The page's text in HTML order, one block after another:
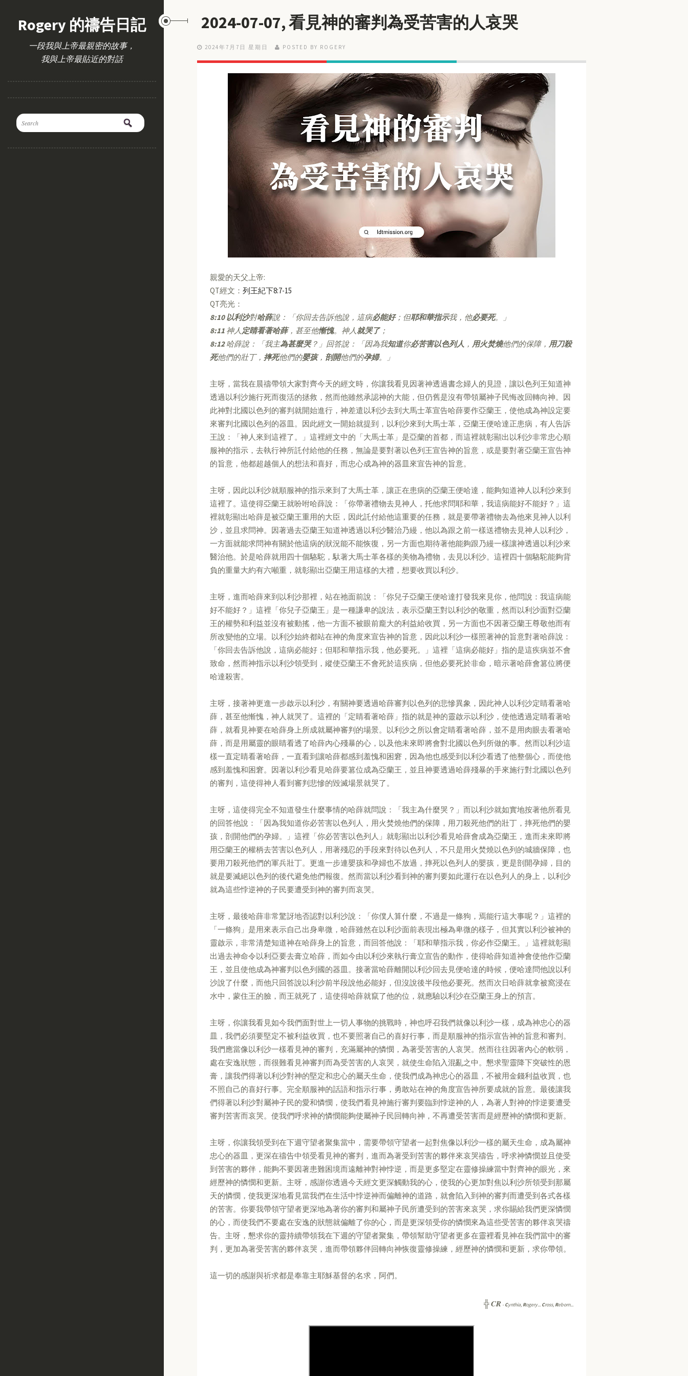
Rogery 的禱告日記
一段我與上帝最親密的故事，
我與上帝最貼近的對話
2024-07-07, 看見神的審判為受苦害的人哀哭
2024年7月7日 星期日 POSTED BY ROGERY
親愛的天父上帝:
QT經文： 列王紀下8:7-15
QT亮光：
8:10 以利沙對哈薛說：「你回去告訴他說，這病必能好；但耶和華指示我，他必要死。」
8:11 神人定睛看著哈薛，甚至他慚愧。神人就哭了；
8:12哈薛說：「我主為甚麼哭？」回答說：「因為我知道你必苦害以色列人 ， 用火焚燒他們的保障， 用刀殺
死他們的壯丁， 摔死他們的嬰孩， 剖開他們的孕婦。」
主呀，當我在晨禱帶領大家對齊今天的經文時，你讓我看見因著神透過書念婦人的見證，讓以色列王知道神
透過以利沙施行死而復活的拯救，然而他雖然承認神的大能，但仍舊是沒有帶領屬神子民悔改回轉向神。因
此神對北國以色列的審判就開始進行，神差遣以利沙去到大馬士革宣告哈薛要作亞蘭王，使他成為神設定要
來審判北國以色列的器皿。因此經文一開始就提到，以利沙來到大馬士革，亞蘭王便哈達正患病，有人告訴
王說：「神人來到這裡了。」這裡經文中的「大馬士革」是亞蘭的首都，而這裡就彰顯出以利沙非常忠心順
服神的指示，去執行神所託付給他的任務，無論是要對著以色列王宣告神的旨意，或是要對著亞蘭王宣告神
的旨意，他都超越個人的想法和喜好，而忠心成為神的器皿來宣告神的旨意。
主呀，因此以利沙就順服神的指示來到了大馬士革，讓正在患病的亞蘭王便哈達，能夠知道神人以利沙來到
這裡了。這使得亞蘭王就吩咐哈薛說：「你帶著禮物去見神人，托他求問耶和華，我這病能好不能好？」這
裡就彰顯出哈薛是被亞蘭王重用的大臣，因此託付給他這重要的任務，就是要帶著禮物去為他來見神人以利
沙，並且求問神。因著過去亞蘭王知道神透過以利沙醫治乃縵，他以為跟之前一樣送禮物去見神人以利沙，
一方面就能求問神有關於他這病的狀況能不能恢復，另一方面也期待著他能夠跟乃縵一樣讓神透過以利沙來
醫治他。於是哈薛就用四十個駱駝，馱著大馬士革各樣的美物為禮物，去見以利沙。這裡四十個駱駝能夠背
負的重量大約有六噸重，就彰顯出亞蘭王用這樣的大禮，想要收買以利沙。
主呀，進而哈薛來到以利沙那裡，站在祂面前說：「你兒子亞蘭王便哈達打發我來見你，他問說：我這病能
好不能好？」這裡「你兒子亞蘭王」是一種謙卑的說法，表示亞蘭王對以利沙的敬重，然而以利沙面對亞蘭
王的權勢和利益並沒有被動搖，他一方面不被眼前龐大的利益給收買，另一方面也不因著亞蘭王尊敬他而有
所改變他的立場。以利沙始終都站在神的角度來宣告神的旨意，因此以利沙一樣照著神的旨意對著哈薛說：
「你回去告訴他說，這病必能好；但耶和華指示我，他必要死。」這裡「這病必能好」指的是這疾病並不會
致命，然而神指示以利沙領受到，縱使亞蘭王不會死於這疾病，但他必要死於非命，暗示著哈薛會篡位將便
哈達殺害。
主呀，接著神更進一步啟示以利沙，有關神要透過哈薛審判以色列的悲慘異象，因此神人以利沙定睛看著哈
薛，甚至他慚愧，神人就哭了。這裡的「定睛看著哈薛」指的就是神的靈啟示以利沙，使他透過定睛看著哈
薛，就看見神要在哈薛身上所成就屬神審判的場景。以利沙之所以會定睛看著哈薛，並不是用肉眼去看著哈
薛，而是用屬靈的眼睛看透了哈薛內心殘暴的心，以及他未來即將會對北國以色列所做的事。然而以利沙這
樣一直定睛看著哈薛，一直看到讓哈薛都感到羞愧和困窘，因為他也感受到以利沙看透了他整個心，而使他
感到羞愧和困窘。因著以利沙看見哈薛要篡位成為亞蘭王，並且神要透過哈薛殘暴的手來施行對北國以色列
的審判，這使得神人看到審判悲慘的毀滅場景就哭了。
主呀，這使得完全不知道發生什麼事情的哈薛就問說：「我主為什麼哭？」而以利沙就如實地按著他所看見
的回答他說：「因為我知道你必苦害以色列人，用火焚燒他們的保障，用刀殺死他們的壯丁，摔死他們的嬰
孩，剖開他們的孕婦。」這裡「你必苦害以色列人」就彰顯出以利沙看見哈薛會成為亞蘭王，進而未來即將
用亞蘭王的權柄去苦害以色列人，用著殘忍的手段來對待以色列人，不只是用火焚燒以色列的城牆保障，也
要用刀殺死他們的軍兵壯丁。更進一步連嬰孩和孕婦也不放過，摔死以色列人的嬰孩，更是剖開孕婦，目的
就是要滅絕以色列的後代避免他們報復。然而當以利沙看到神的審判要如此運行在以色列人的身上，以利沙
就為這些悖逆神的子民要遭受到神的審判而哀哭。
主呀，最後哈薛非常驚訝地否認對以利沙說：「你僕人算什麼，不過是一條狗，焉能行這大事呢？」這裡的
「一條狗」是用來表示自己出身卑微，哈薛雖然在以利沙面前表現出極為卑微的樣子，但其實以利沙被神的
靈啟示，非常清楚知道神在哈薛身上的旨意，而回答他說：「耶和華指示我，你必作亞蘭王。」這裡就彰顯
出過去神命令以利亞要去膏立哈薛，而如今由以利沙來執行膏立宣告的動作，使得哈薛知道神會使他作亞蘭
王，並且使他成為神審判以色列國的器皿。接著當哈薛離開以利沙回去見便哈達的時候，便哈達問他說以利
沙說了什麼，而他只回答說以利沙前半段說他必能好，但沒說後半段他必要死。然而次日哈薛就拿被窩浸在
水中，蒙住王的臉，而王就死了，這使得哈薛就竄了他的位，就應驗以利沙在亞蘭王身上的預言。
主呀，你讓我看見如今我們面對世上一切人事物的挑戰時，神也呼召我們就像以利沙一樣，成為神忠心的器
皿，我們必須要堅定不被利益收買，也不要照著自己的喜好行事，而是順服神的指示宣告神的旨意和審判。
我們應當像以利沙一樣看見神的審判，充滿屬神的憐憫，為著受苦害的人哀哭。然而往往因著內心的軟弱，
處在安逸狀態，而很難看見神審判而為受苦害的人哀哭，就使生命陷入混亂之中。懇求聖靈降下突破性的恩
膏，讓我們得著以利沙對神的堅定和忠心的屬天生命，使我們成為神忠心的器皿，不被用金錢利益收買，也
不照自己的喜好行事。完全順服神的話語和指示行事，勇敢站在神的角度宣告神所要成就的旨意。最後讓我
們得著以利沙對屬神子民的愛和憐憫，使我們看見神施行審判要臨到悖逆神的人，為著人對神的悖逆要遭受
審判苦害而哀哭。使我們呼求神的憐憫能夠使屬神子民回轉向神，不再遭受苦害而是經歷神的憐憫和更新。
主呀，你讓我領受到在下週守望者聚集當中，需要帶領守望者一起對焦像以利沙一樣的屬天生命，成為屬神
忠心的器皿，更深在禱告中領受看見神的審判，進而為著受到苦害的夥伴來哀哭禱告，呼求神憐憫並且使受
到苦害的夥伴，能夠不要因著患難困境而遠離神對神悖逆，而是更多堅定在靈修操練當中對齊神的眼光，來
經歷神的憐憫和更新。主呀，感謝你透過今天經文更深觸動我的心，使我的心更加對焦以利沙所領受到那屬
天的憐憫，使我更深地看見當我們在生活中悖逆神而偏離神的道路，就會陷入到神的審判而遭受到各式各樣
的苦害。你要我帶領守望者更深地為著你的審判和屬神子民所遭受到的苦害來哀哭，求你賜給我們更深憐憫
的心，而使我們不要處在安逸的狀態就偏離了你的心，而是更深領受你的憐憫來為這些受苦害的夥伴哀哭禱
告。主呀，懇求你的靈持續帶領我在下週的守望者聚集，帶領幫助守望者更多在靈裡看見神在我們當中的審
判，更加為著受苦害的夥伴哀哭，進而帶領夥伴回轉向神恢復靈修操練，經歷神的憐憫和更新，求你帶領。
這一切的感謝與祈求都是奉靠主耶穌基督的名求，阿們。
╬CR -Cynthia, Rogery... Cross, Reborn...